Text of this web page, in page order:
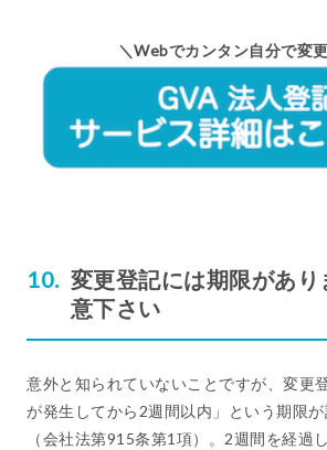
＼Webでカンタン自分で変
変更登記には期限があ
意下さい
意外と知られていないことですが、変更
が発生してから2週間以内」という期限
（会社法第915条第1項）。2週間を経過